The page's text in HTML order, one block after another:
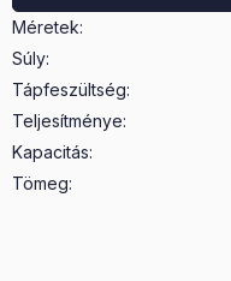
Méretek:
Súly:
Tápfeszültség:
Teljesítménye:
Kapacitás:
Tömeg: